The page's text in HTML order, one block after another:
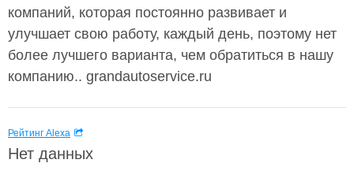
компаний, которая постоянно развивает и
улучшает свою работу, каждый день, поэтому нет
более лучшего варианта, чем обратиться в нашу
компанию.. grandautoservice.ru
Рейтинг Alexa
Нет данных